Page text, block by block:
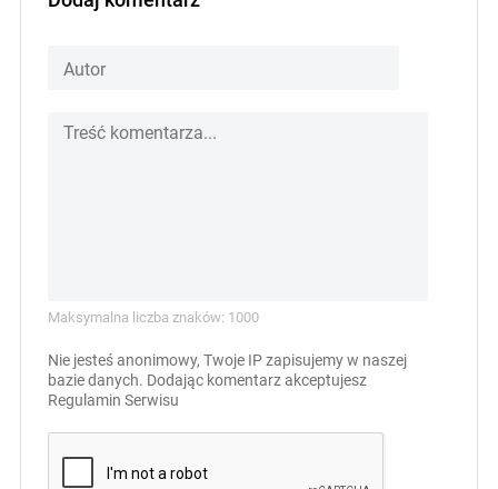
Maksymalna liczba znaków: 1000
Nie jesteś anonimowy, Twoje IP zapisujemy w naszej
bazie danych. Dodając komentarz akceptujesz
Regulamin Serwisu